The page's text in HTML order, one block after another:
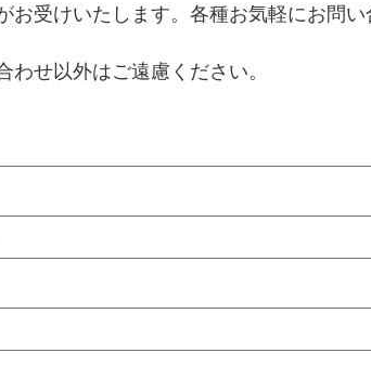
お受けいたします。各種お気軽にお問い
わせ以外はご遠慮ください。